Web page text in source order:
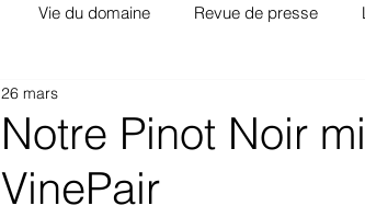
Vie du domaine Revue de presse
Notre Pinot Noir
VinePair
26 mars